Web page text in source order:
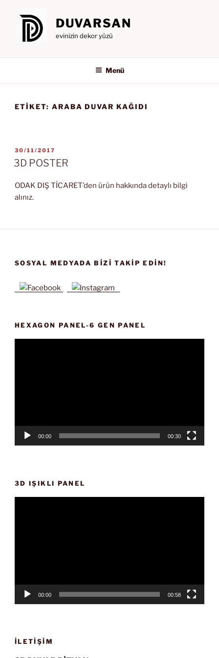
DUVARSAN
evinizin dekor yüzü
Menü
ETIKET: ARABA DUVAR KAĞIDI
YAYIM
TARIHI
30/11/2017
3D POSTER
ODAK DIŞ TİCARET’den ürün hakkında detaylı bilgi
alınız.
SOSYAL MEDYADA BIZI TAKIP EDIN!
HEXAGON PANEL-6 GEN PANEL
00:00 00:30
3D IŞIKLI PANEL
00:00 00:58
İLETIŞIM